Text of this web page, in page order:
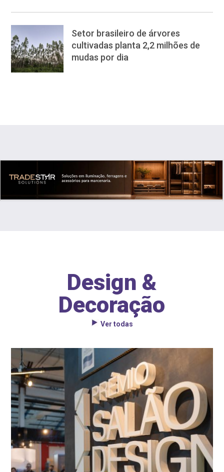
Setor brasileiro de árvores
cultivadas planta 2,2 milhões de
mudas por dia
Design &
Decoração
Ver todas